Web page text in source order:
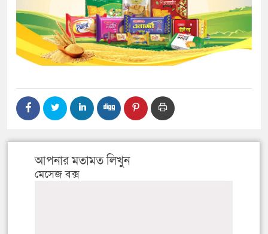
আপনার মতামত লিখুন
মেসেজ বক্স